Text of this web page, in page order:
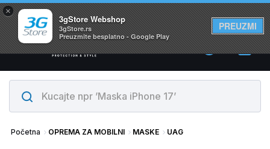
×
3gStore Webshop
3gStore.rs
Preuzmite besplatno - Google Play
PREUZMI
Svi proizvodi su na lageru. Slanje istog dana!
0
Početna OPREMA ZA MOBILNI MASKE UAG